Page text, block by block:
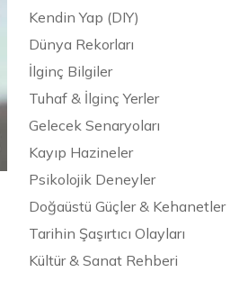
Kendin Yap (DIY)
Dünya Rekorları
İlginç Bilgiler
Tuhaf & İlginç Yerler
Gelecek Senaryoları
Kayıp Hazineler
Psikolojik Deneyler
Doğaüstü Güçler & Kehanetler
Tarihin Şaşırtıcı Olayları
Kültür & Sanat Rehberi